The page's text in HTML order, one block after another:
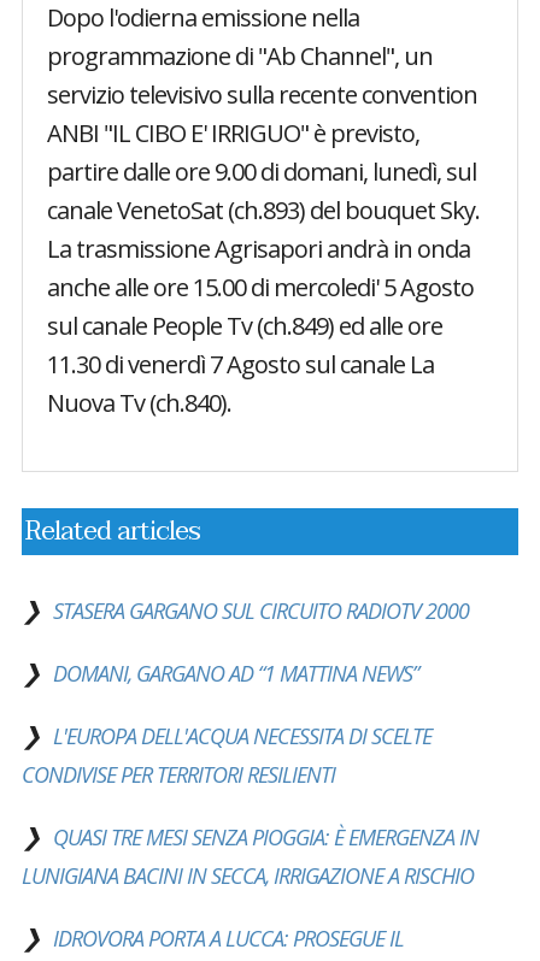
Dopo l'odierna emissione nella
programmazione di "Ab Channel", un
servizio televisivo sulla recente convention
ANBI "IL CIBO E' IRRIGUO" è previsto,
partire dalle ore 9.00 di domani, lunedì, sul
canale VenetoSat (ch.893) del bouquet Sky.
La trasmissione Agrisapori andrà in onda
anche alle ore 15.00 di mercoledi' 5 Agosto
sul canale People Tv (ch.849) ed alle ore
11.30 di venerdì 7 Agosto sul canale La
Nuova Tv (ch.840).
Related articles
STASERA GARGANO SUL CIRCUITO RADIOTV 2000
DOMANI, GARGANO AD “1 MATTINA NEWS”
L'EUROPA DELL'ACQUA NECESSITA DI SCELTE
CONDIVISE PER TERRITORI RESILIENTI
QUASI TRE MESI SENZA PIOGGIA: È EMERGENZA IN
LUNIGIANA BACINI IN SECCA, IRRIGAZIONE A RISCHIO
IDROVORA PORTA A LUCCA: PROSEGUE IL